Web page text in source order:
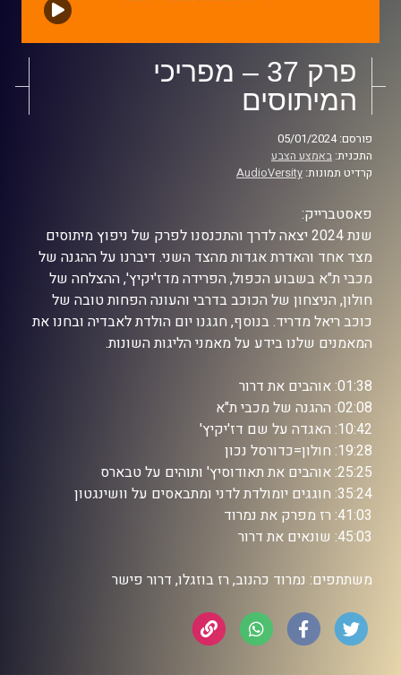
פרק 37 – מפריכי
המיתוסים
פורסם: 05/01/2024
התכנית: באמצע הצבע
קרדיט תמונות: AudioVersity
פאסטברייק:
שנת 2024 יצאה לדרך והתכנסנו לפרק של ניפוץ מיתוסים
מצד אחד והאדרת אגדות מהצד השני. דיברנו על ההגנה של
מכבי ת"א בשבוע הכפול, הפרידה מדז'יקיץ', ההצלחה של
חולון, הניצחון של הכוכב בדרבי והעונה הפחות טובה של
כוכב ריאל מדריד. בנוסף, חגגנו יום הולדת לאבדיה ובחנו את
המאמנים שלנו בידע על מאמני הליגות השונות.
01:38: אוהבים את דרור
02:08: ההגנה של מכבי ת"א
10:42: האגדה על שם דז'יקיץ'
19:28: חולון=כדורסל נכון
25:25: אוהבים את תאודוסיץ' ותוהים על טבארס
35:24: חוגגים יומולדת לדני ומתבאסים על וושינגטון
41:03: רז מפרק את נמרוד
45:03: שונאים את דרור
משתתפים: נמרוד כהנוב, רז בוזגלו, דרור פישר